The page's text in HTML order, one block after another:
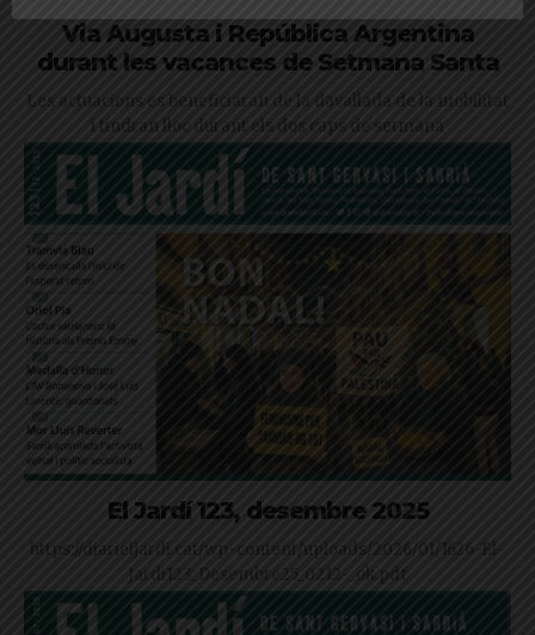
Via Augusta i República Argentina
durant les vacances de Setmana Santa
Les actuacions es beneficiaran de la davallada de la mobilitat
i tindran lloc durant els dos caps de setmana
El Jardí 123, desembre 2025
https://diarieljardi.cat/wp-content/uploads/2026/01/1626-El-
Jardi123_Desembre25_0212-_ok.pdf